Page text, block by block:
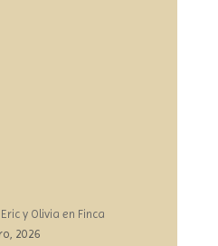
y Olivia en Finca
2026